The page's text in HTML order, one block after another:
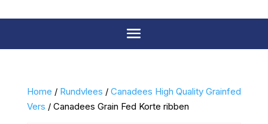
Home / Rundvlees / Canadees High Quality Grainfed
Vers / Canadees Grain Fed Korte ribben